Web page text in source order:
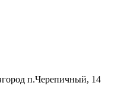
п.Черепичный, 14